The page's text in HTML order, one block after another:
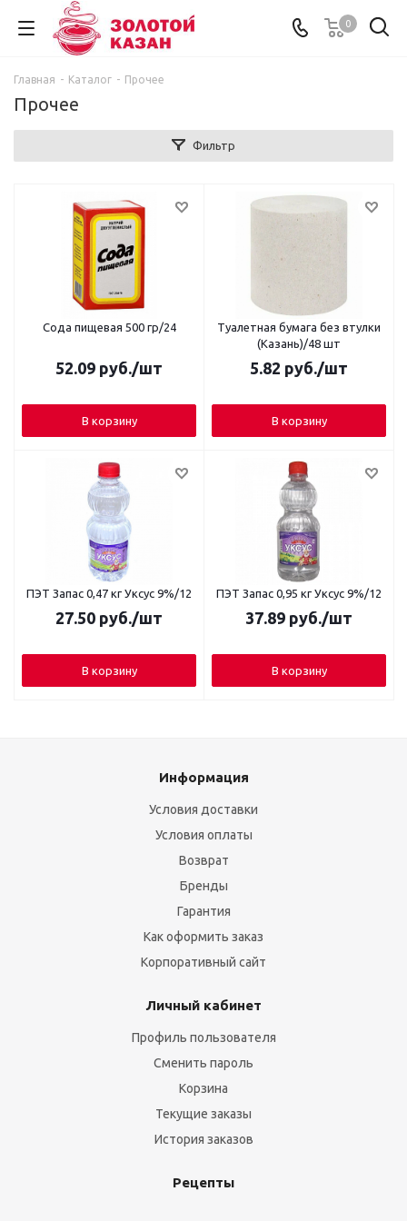
0
Главная - Каталог - Прочее
Прочее
Фильтр
Сода пищевая 500 гр/24
52.09 руб./шт
В корзину
Туалетная бумага без втулки
(Казань)/48 шт
5.82 руб./шт
В корзину
ПЭТ Запас 0,47 кг Уксус 9%/12
27.50 руб./шт
В корзину
ПЭТ Запас 0,95 кг Уксус 9%/12
37.89 руб./шт
В корзину
Информация
Условия доставки
Условия оплаты
Возврат
Бренды
Гарантия
Как оформить заказ
Корпоративный сайт
Личный кабинет
Профиль пользователя
Сменить пароль
Корзина
Текущие заказы
История заказов
Рецепты